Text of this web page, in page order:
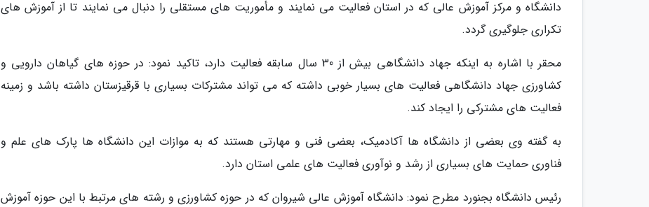
دانشگاه و مرکز آموزش عالی که در استان فعالیت می نمایند و مأموریت های مستقلی را دنبال می نمایند تا از آموزش های
تکراری جلوگیری گردد.
محقر با اشاره به اینکه جهاد دانشگاهی بیش از 30 سال سابقه فعالیت دارد، تاکید نمود: در حوزه های گیاهان دارویی و
کشاورزی جهاد دانشگاهی فعالیت های بسیار خوبی داشته که می تواند مشترکات بسیاری با قرقیزستان داشته باشد و زمینه
فعالیت های مشترکی را ایجاد کند.
به گفته وی بعضی از دانشگاه ها آکادمیک، بعضی فنی و مهارتی هستند که به موازات این دانشگاه ها پارک های علم و
فناوری حمایت های بسیاری از رشد و نوآوری فعالیت های علمی استان دارد.
رئیس دانشگاه بجنورد مطرح نمود: دانشگاه آموزش عالی شیروان که در حوزه کشاورزی و رشته های مرتبط با این حوزه آموزش